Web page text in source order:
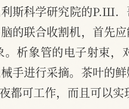
斯科学研究院的P.Ш
的联合收割机，首
析象管的电子射束
手进行采摘。茶叶的
可工作，而且可以实